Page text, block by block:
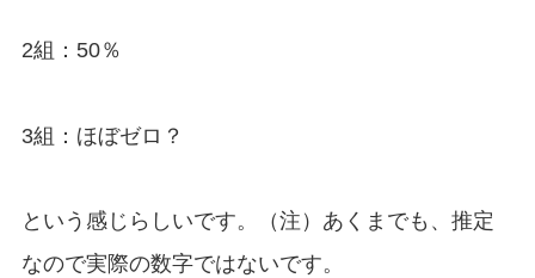
2組：50％
3組：ほぼゼロ？
という感じらしいです。（注）あくまでも、推定
なので実際の数字ではないです。